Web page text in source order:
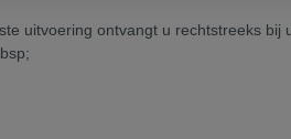
uitvoering ontvangt u rechtstreeks